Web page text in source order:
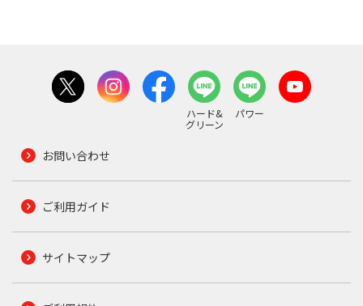
ハード&
グリーン
パワー
お問い合わせ
ご利用ガイド
サイトマップ